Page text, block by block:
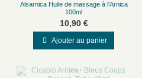
Alsarnica Huile de massage à l'Arnica
100ml
10,90 €
Ajouter au panier